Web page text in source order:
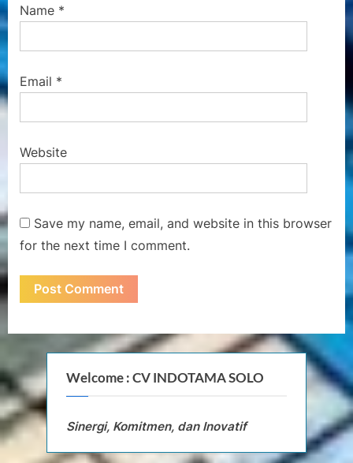
Name *
Email *
Website
Save my name, email, and website in this browser
for the next time I comment.
Welcome : CV INDOTAMA SOLO
Sinergi, Komitmen, dan Inovatif